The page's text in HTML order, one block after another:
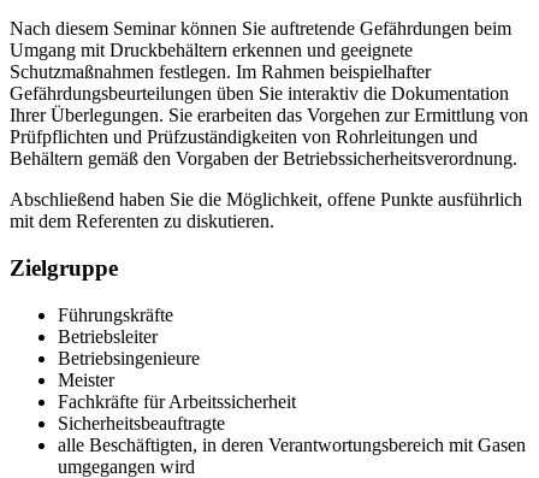
Nach diesem Seminar können Sie auftretende Gefährdungen beim
Umgang mit Druckbehältern erkennen und geeignete
Schutzmaßnahmen festlegen. Im Rahmen beispielhafter
Gefährdungsbeurteilungen üben Sie interaktiv die Dokumentation
Ihrer Überlegungen. Sie erarbeiten das Vorgehen zur Ermittlung von
Prüfpflichten und Prüfzuständigkeiten von Rohrleitungen und
Behältern gemäß den Vorgaben der Betriebssicherheitsverordnung.
Abschließend haben Sie die Möglichkeit, offene Punkte ausführlich
mit dem Referenten zu diskutieren.
Zielgruppe
Führungskräfte
Betriebsleiter
Betriebsingenieure
Meister
Fachkräfte für Arbeitssicherheit
Sicherheitsbeauftragte
alle Beschäftigten, in deren Verantwortungsbereich mit Gasen
umgegangen wird